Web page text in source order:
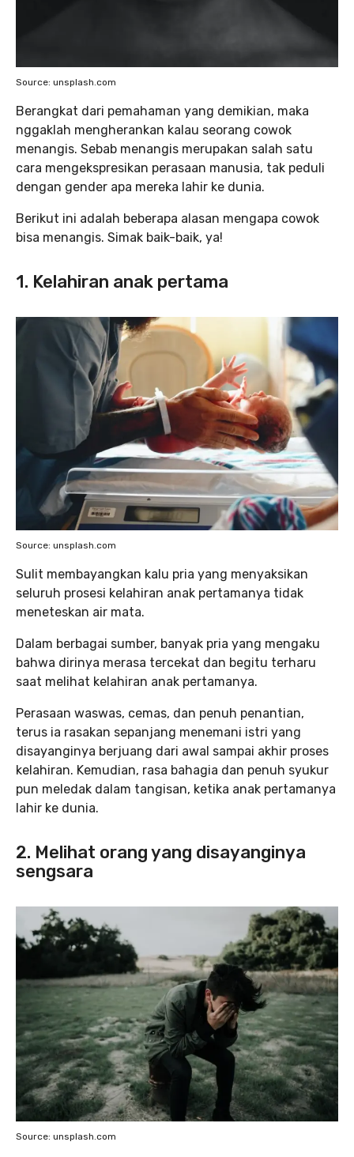
Source: unsplash.com
Berangkat dari pemahaman yang demikian, maka
nggaklah mengherankan kalau seorang cowok
menangis. Sebab menangis merupakan salah satu
cara mengekspresikan perasaan manusia, tak peduli
dengan gender apa mereka lahir ke dunia.
Berikut ini adalah beberapa alasan mengapa cowok
bisa menangis. Simak baik-baik, ya!
1. Kelahiran anak pertama
Source: unsplash.com
Sulit membayangkan kalu pria yang menyaksikan
seluruh prosesi kelahiran anak pertamanya tidak
meneteskan air mata.
Dalam berbagai sumber, banyak pria yang mengaku
bahwa dirinya merasa tercekat dan begitu terharu
saat melihat kelahiran anak pertamanya.
Perasaan waswas, cemas, dan penuh penantian,
terus ia rasakan sepanjang menemani istri yang
disayanginya berjuang dari awal sampai akhir proses
kelahiran. Kemudian, rasa bahagia dan penuh syukur
pun meledak dalam tangisan, ketika anak pertamanya
lahir ke dunia.
2. Melihat orang yang disayanginya
sengsara
Source: unsplash.com